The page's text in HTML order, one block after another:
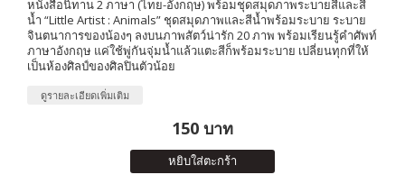
หนังสือนิทาน 2 ภาษา (ไทย-อังกฤษ) พร้อมชุดสมุดภาพระบายสีและสี
น้ำ “Little Artist : Animals” ชุดสมุดภาพและสีน้ำพร้อมระบาย ระบาย
จินตนาการของน้องๆ ลงบนภาพสัตว์น่ารัก 20 ภาพ พร้อมเรียนรู้คำศัพท์
ภาษาอังกฤษ แค่ใช้พู่กันจุ่มน้ำแล้วแตะสีก็พร้อมระบาย เปลี่ยนทุกที่ให้
เป็นห้องศิลป์ของศิลปินตัวน้อย
ดูรายละเอียดเพิ่มเติม
150 บาท
หยิบใส่ตะกร้า